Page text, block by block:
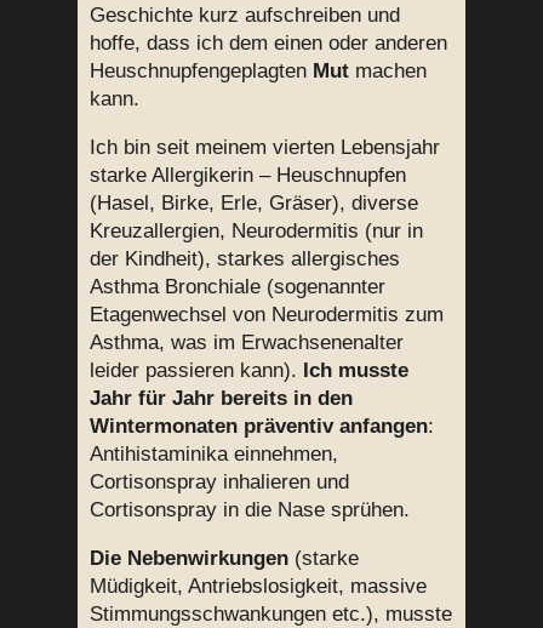
Geschichte kurz aufschreiben und
hoffe, dass ich dem einen oder anderen
Heuschnupfengeplagten Mut machen
kann.
Ich bin seit meinem vierten Lebensjahr
starke Allergikerin – Heuschnupfen
(Hasel, Birke, Erle, Gräser), diverse
Kreuzallergien, Neurodermitis (nur in
der Kindheit), starkes allergisches
Asthma Bronchiale (sogenannter
Etagenwechsel von Neurodermitis zum
Asthma, was im Erwachsenenalter
leider passieren kann). Ich musste
Jahr für Jahr bereits in den
Wintermonaten präventiv anfangen:
Antihistaminika einnehmen,
Cortisonspray inhalieren und
Cortisonspray in die Nase sprühen.
Die Nebenwirkungen (starke
Müdigkeit, Antriebslosigkeit, massive
Stimmungsschwankungen etc.), musste